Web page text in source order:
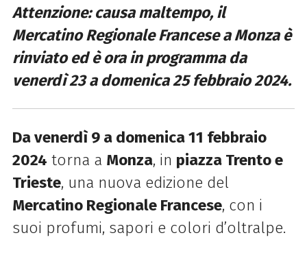
Attenzione: causa maltempo, il
Mercatino Regionale Francese a Monza è
rinviato ed è ora in programma da
venerdì 23 a domenica 25 febbraio 2024.
Da venerdì 9 a domenica 11 febbraio
2024 torna a Monza, in piazza Trento e
Trieste, una nuova edizione del
Mercatino Regionale Francese, con i
suoi profumi, sapori e colori d’oltralpe.